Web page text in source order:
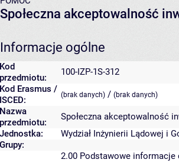
Społeczna akceptowalność
Informacje ogólne
Kod
przedmiotu:
100-IZP-1S-312
Kod Erasmus /
ISCED:
(brak danych) / (brak danych)
Nazwa
przedmiotu:
Społeczna akceptowalność
Jednostka:
Wydział Inżynierii Lądowej i
Grupy:
2.00 Podstawowe informacje